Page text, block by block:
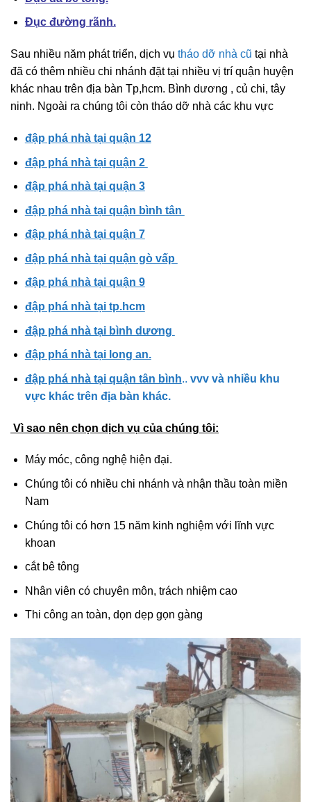
Đục đường rãnh.
Sau nhiều năm phát triển, dịch vụ tháo dỡ nhà cũ tại nhà
đã có thêm nhiều chi nhánh đặt tại nhiều vị trí quận huyện
khác nhau trên địa bàn Tp,hcm. Bình dương , củ chi, tây
ninh. Ngoài ra chúng tôi còn tháo dỡ nhà các khu vực
đập phá nhà tại quận 12
đập phá nhà tại quận 2
đập phá nhà tại quận 3
đập phá nhà tại quận bình tân
đập phá nhà tại quận 7
đập phá nhà tại quận gò vấp
đập phá nhà tại quận 9
đập phá nhà tại tp.hcm
đập phá nhà tại bình dương
đập phá nhà tại long an.
đập phá nhà tại quận tân bình
vvv và nhiều khu
vực khác trên địa bàn khác.
Vì sao nên chọn dịch vụ của chúng tôi:
Máy móc, công nghệ hiện đại.
Chúng tôi có nhiều chi nhánh và nhận thầu toàn miền
Nam
Chúng tôi có hơn 15 năm kinh nghiệm với lĩnh vực
khoan
cắt bê tông
Nhân viên có chuyên môn, trách nhiệm cao
Thi công an toàn, dọn dẹp gọn gàng